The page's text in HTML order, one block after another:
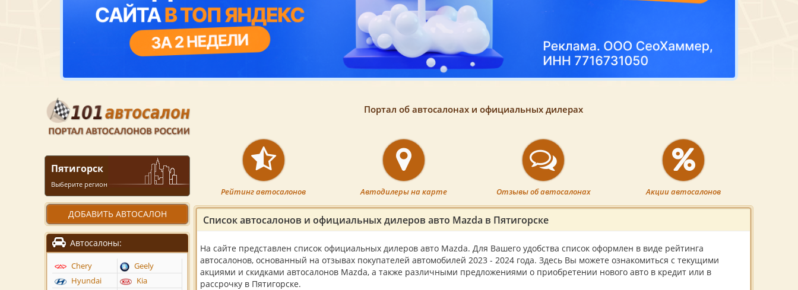
Список автосалонов и официальных дилеров авто Mazda в Пятигорске
На сайте представлен список официальных дилеров авто Mazda. Для Вашего удобства список оформлен в виде рейтинга
автосалонов, основанный на отзывах покупателей автомобилей 2023 - 2024 года. Здесь Вы можете ознакомиться с текущими
акциями и скидками автосалонов Mazda, а также различными предложениями о приобретении нового авто в кредит или в
рассрочку в Пятигорске.
Портал об автосалонах и официальных дилерах
Рейтинг автосалонов Автодилеры на карте Отзывы об автосалонах Акции автосалонов
Пятигорск
Выберите регион
ДОБАВИТЬ АВТОСАЛОН
Автосалоны:
Chery
Geely
Hyundai
Kia